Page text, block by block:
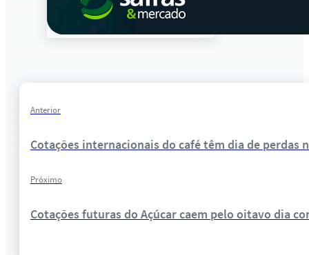
Anterior
Cotações internacionais do café têm dia de perdas
Próximo
Cotações futuras do Açúcar caem pelo oitavo dia